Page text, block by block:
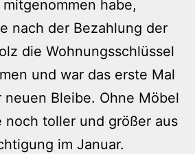
habe,
nach der Bezahlung der
die Wohnungsschlüssel
und war das erste Mal
neuen Bleibe. Ohne Möbel
noch toller und größer aus
im Januar.